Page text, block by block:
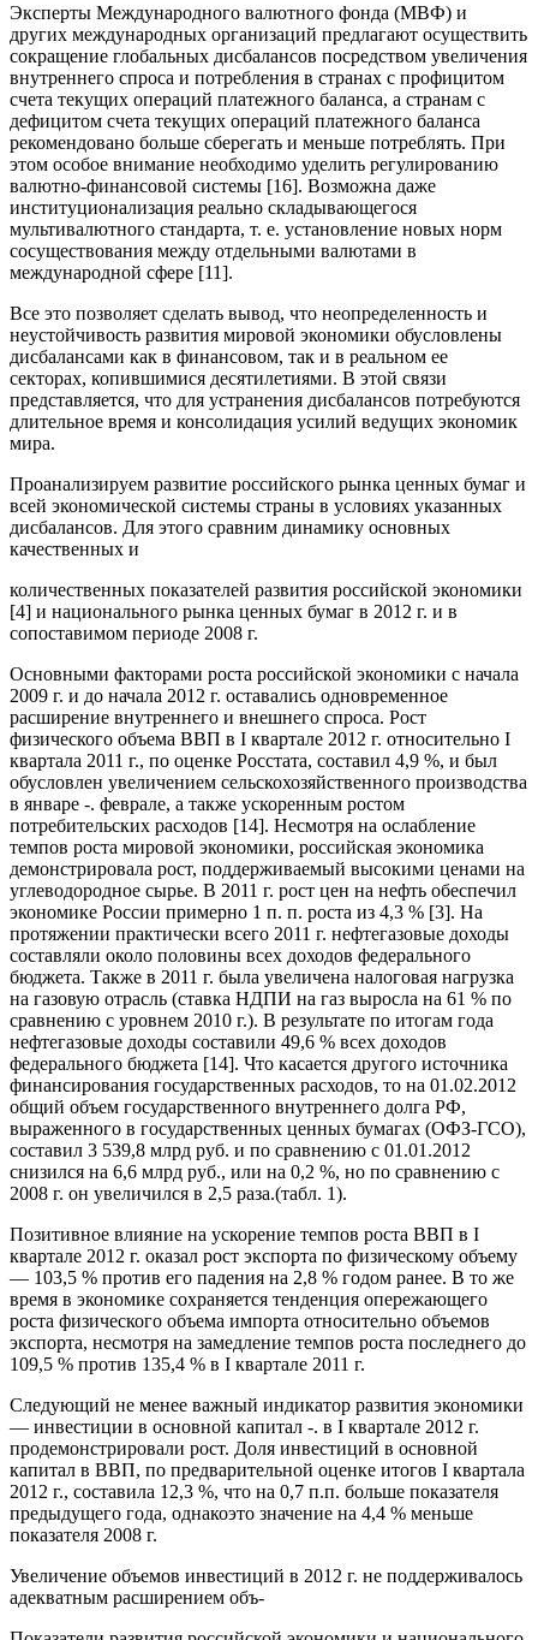
Эксперты Международного валютного фонда (МВФ) и
других международных организаций предлагают осуществить
сокращение глобальных дисбалансов посредством увеличения
внутреннего спроса и потребления в странах с профицитом
счета текущих операций платежного баланса, а странам с
дефицитом счета текущих операций платежного баланса
рекомендовано больше сберегать и меньше потреблять. При
этом особое внимание необходимо уделить регулированию
валютно-финансовой системы [16]. Возможна даже
институционализация реально складывающегося
мультивалютного стандарта, т. е. установление новых норм
сосуществования между отдельными валютами в
международной сфере [11].
Все это позволяет сделать вывод, что неопределенность и
неустойчивость развития мировой экономики обусловлены
дисбалансами как в финансовом, так и в реальном ее
секторах, копившимися десятилетиями. В этой связи
представляется, что для устранения дисбалансов потребуются
длительное время и консолидация усилий ведущих экономик
мира.
Проанализируем развитие российского рынка ценных бумаг и
всей экономической системы страны в условиях указанных
дисбалансов. Для этого сравним динамику основных
качественных и
количественных показателей развития российской экономики
[4] и национального рынка ценных бумаг в 2012 г. и в
сопоставимом периоде 2008 г.
Основными факторами роста российской экономики с начала
2009 г. и до начала 2012 г. оставались одновременное
расширение внутреннего и внешнего спроса. Рост
физического объема ВВП в I квартале 2012 г. относительно I
квартала 2011 г., по оценке Росстата, составил 4,9 %, и был
обусловлен увеличением сельскохозяйственного производства
в январе -. феврале, а также ускоренным ростом
потребительских расходов [14]. Несмотря на ослабление
темпов роста мировой экономики, российская экономика
демонстрировала рост, поддерживаемый высокими ценами на
углеводородное сырье. В 2011 г. рост цен на нефть обеспечил
экономике России примерно 1 п. п. роста из 4,3 % [3]. На
протяжении практически всего 2011 г. нефтегазовые доходы
составляли около половины всех доходов федерального
бюджета. Также в 2011 г. была увеличена налоговая нагрузка
на газовую отрасль (ставка НДПИ на газ выросла на 61 % по
сравнению с уровнем 2010 г.). В результате по итогам года
нефтегазовые доходы составили 49,6 % всех доходов
федерального бюджета [14]. Что касается другого источника
финансирования государственных расходов, то на 01.02.2012
общий объем государственного внутреннего долга РФ,
выраженного в государственных ценных бумагах (ОФЗ-ГСО),
составил 3 539,8 млрд руб. и по сравнению с 01.01.2012
снизился на 6,6 млрд руб., или на 0,2 %, но по сравнению с
2008 г. он увеличился в 2,5 раза.(табл. 1).
Позитивное влияние на ускорение темпов роста ВВП в I
квартале 2012 г. оказал рост экспорта по физическому объему
— 103,5 % против его падения на 2,8 % годом ранее. В то же
время в экономике сохраняется тенденция опережающего
роста физического объема импорта относительно объемов
экспорта, несмотря на замедление темпов роста последнего до
109,5 % против 135,4 % в I квартале 2011 г.
Следующий не менее важный индикатор развития экономики
— инвестиции в основной капитал -. в I квартале 2012 г.
продемонстрировали рост. Доля инвестиций в основной
капитал в ВВП, по предварительной оценке итогов I квартала
2012 г., составила 12,3 %, что на 0,7 п.п. больше показателя
предыдущего года, однакоэто значение на 4,4 % меньше
показателя 2008 г.
Увеличение объемов инвестиций в 2012 г. не поддерживалось
адекватным расширением объ-